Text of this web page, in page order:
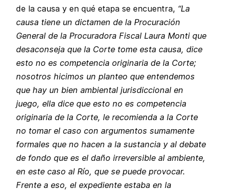
de la causa y en qué etapa se encuentra, “La
causa tiene un dictamen de la Procuración
General de la Procuradora Fiscal Laura Monti que
desaconseja que la Corte tome esta causa, dice
esto no es competencia originaria de la Corte;
nosotros hicimos un planteo que entendemos
que hay un bien ambiental jurisdiccional en
juego, ella dice que esto no es competencia
originaria de la Corte, le recomienda a la Corte
no tomar el caso con argumentos sumamente
formales que no hacen a la sustancia y al debate
de fondo que es el daño irreversible al ambiente,
en este caso al Río, que se puede provocar.
Frente a eso, el expediente estaba en la